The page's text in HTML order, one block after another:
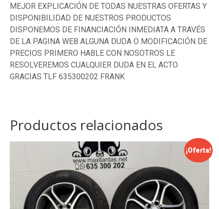
MEJOR EXPLICACIÓN DE TODAS NUESTRAS OFERTAS Y
DISPONIBILIDAD DE NUESTROS PRODUCTOS
DISPONEMOS DE FINANCIACIÓN INMEDIATA A TRAVÉS
DE LA PAGINA WEB ALGUNA DUDA O MODIFICACIÓN DE
PRECIOS PRIMERO HABLE CON NOSOTROS LE
RESOLVEREMOS CUALQUIER DUDA EN EL ACTO
GRACIAS TLF 635300202 FRANK
Productos relacionados
¡Oferta!